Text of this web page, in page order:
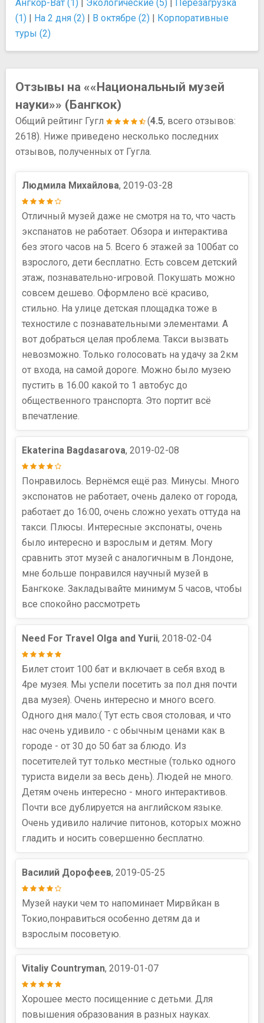
Ангкор-Ват (1) Экологические (5)
Перезагрузка
(1) | На 2 дня (2) | В октябре (2) | Корпоративные
туры (2)
Отзывы на ««Национальный музей
науки»» (Бангкок)
Общий рейтинг Гугл (4.5, всего отзывов:
2618). Ниже приведено несколько последних
отзывов, полученных от Гугла.
Людмила Михайлова, 2019-03-28
Отличный музей даже не смотря на то, что часть
экспанатов не работает. Обзора и интерактива
без этого часов на 5. Всего 6 этажей за 100бат со
взрослого, дети бесплатно. Есть совсем детский
этаж, познавательно-игровой. Покушать можно
совсем дешево. Оформлено всё красиво,
стильно. На улице детская площадка тоже в
техностиле с познавательными элементами. А
вот добраться целая проблема. Такси вызвать
невозможно. Только голосовать на удачу за 2км
от входа, на самой дороге. Можно было музею
пустить в 16.00 какой то 1 автобус до
общественного транспорта. Это портит всё
впечатление.
Ekaterina Bagdasarova, 2019-02-08
Понравилось. Вернёмся ещё раз. Минусы. Много
экспонатов не работает, очень далеко от города,
работает до 16:00, очень сложно уехать оттуда на
такси. Плюсы. Интересные экспонаты, очень
было интересно и взрослым и детям. Могу
сравнить этот музей с аналогичным в Лондоне,
мне больше понравился научный музей в
Бангкоке. Закладывайте минимум 5 часов, чтобы
все спокойно рассмотреть
Need For Travel Olga and Yurii, 2018-02-04
Билет стоит 100 бат и включает в себя вход в
4ре музея. Мы успели посетить за пол дня почти
два музея). Очень интересно и много всего.
Одного дня мало:( Тут есть своя столовая, и что
нас очень удивило - с обычным ценами как в
городе - от 30 до 50 бат за блюдо. Из
посетителей тут только местные (только одного
туриста видели за весь день). Людей не много.
Детям очень интересно - много интерактивов.
Почти все дублируется на английском языке.
Очень удивило наличие питонов, которых можно
гладить и носить совершенно бесплатно.
Василий Дорофеев, 2019-05-25
Музей науки чем то напоминает Мирвйкан в
Токио,понравиться особенно детям да и
взрослым посоветую.
Vitaliy Countryman, 2019-01-07
Хорошее место посищенние с детьми. Для
повышения образования в разных науках.